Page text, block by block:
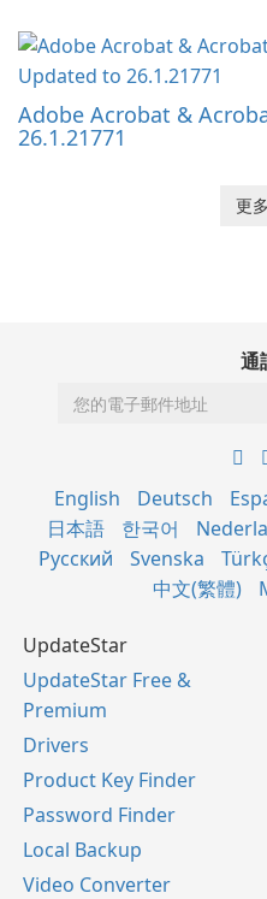
Adobe Acrobat &
26.1.21771
更
通
English Deutsch
日本語
한국어
Русский
Svenska
中文(繁體)
UpdateStar
UpdateStar Free &
Premium
Drivers
Product Key Finder
Password Finder
Local Backup
Video Converter